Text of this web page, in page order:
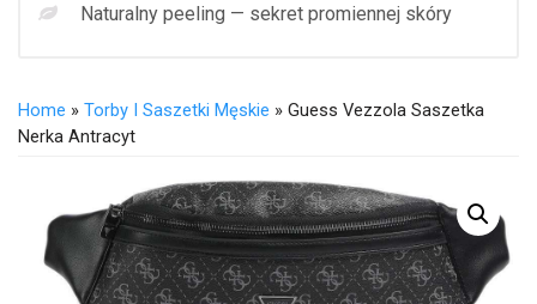
Naturalny peeling — sekret promiennej skóry
Home » Torby I Saszetki Męskie » Guess Vezzola Saszetka
Nerka Antracyt